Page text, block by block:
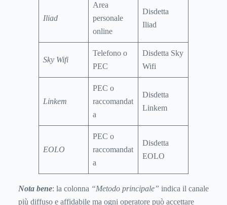
Iliad
Area
personale
online
Disdetta
Iliad
Sky Wifi
Telefono o
PEC
Disdetta Sky
Wifi
Linkem
PEC o
raccomandat
a
Disdetta
Linkem
EOLO
PEC o
raccomandat
a
Disdetta
EOLO
Nota bene: la colonna “Metodo principale” indica il canale
più diffuso e affidabile ma ogni operatore può accettare